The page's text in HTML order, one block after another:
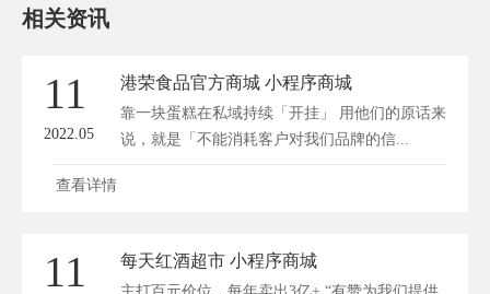
相关资讯
11
2022.05
港荣食品官方商城 小程序商城
靠一块蛋糕在私域持续「开挂」 用他们的原话来
说，就是「不能消耗客户对我们品牌的信...
查看详情
11 每天红酒超市 小程序商城